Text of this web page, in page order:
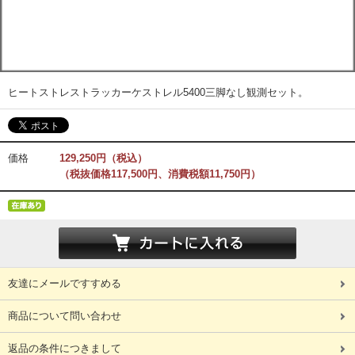
ヒートストレストラッカーケストレル5400三脚なし観測セット。
価格
129,250円（税込）
（税抜価格117,500円、消費税額11,750円）
友達にメールですすめる
商品について問い合わせ
返品の条件につきまして